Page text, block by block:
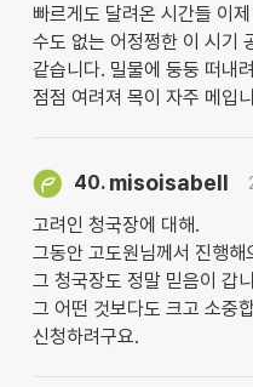
빠르게도 달려온 시간들 이
수도 없는 어정쩡한 이 시기
같습니다. 밀물에 둥둥 떠내
점점 여려져 목이 자주 메입
40. misoisabell
고려인 청국장에 대해.
그동안 고도원님께서 진행해
그 청국장도 정말 믿음이 갑
그 어떤 것보다도 크고 소중
신청하려구요.